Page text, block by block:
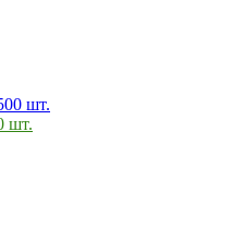
шт.
шт.